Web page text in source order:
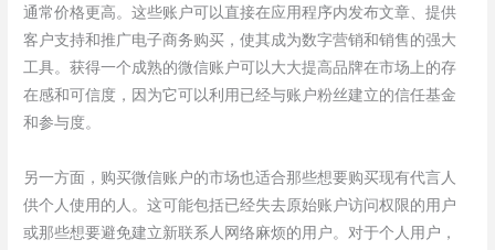
通常价格更高。这些账户可以直接在应用程序内发布文章、提供
客户支持和推广电子商务购买，使其成为数字营销和销售的强大
工具。获得一个成熟的微信账户可以大大提高品牌在市场上的存
在感和可信度，因为它可以利用已经与账户粉丝建立的信任基金
和参与度。
另一方面，购买微信账户的市场也适合那些想要购买现有代言人
供个人使用的人。这可能包括已经失去原始账户访问权限的用户
或那些想要避免建立新联系人网络麻烦的用户。对于个人用户，